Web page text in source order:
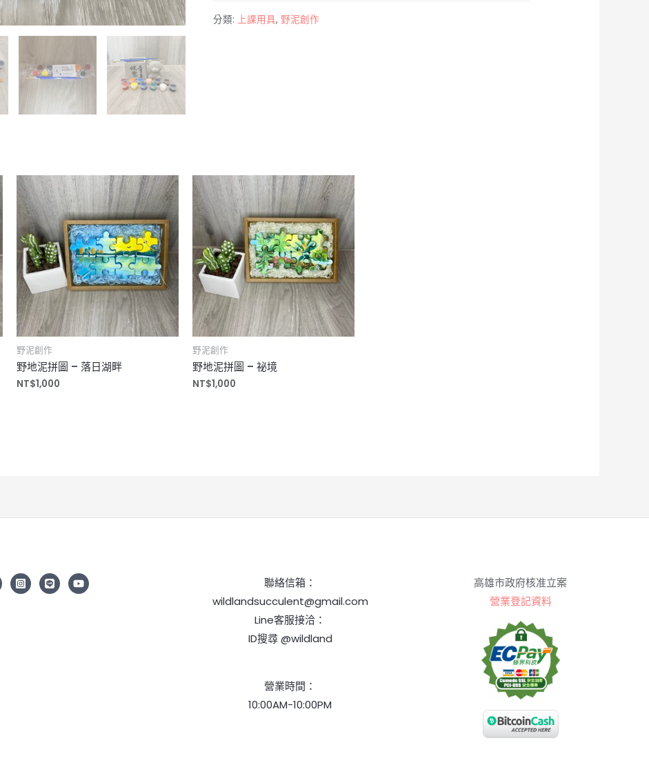
料
分類: 上課用具, 野泥創作
野泥創作
野地泥拼圖 – 落日湖畔
NT$1,000
野泥創作
野地泥拼圖 – 祕境
NT$1,000
聯絡信箱：
wildlandsucculent@gmail.com
Line客服接洽：
ID搜尋 @wildland
營業時間：
10:00AM-10:00PM
高雄市政府核准立案
營業登記資料